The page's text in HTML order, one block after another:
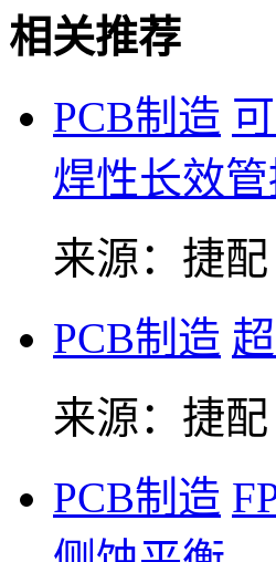
相关推荐
PCB制造
焊性长效
来源：捷配
PCB制造
来源：捷配
PCB制造